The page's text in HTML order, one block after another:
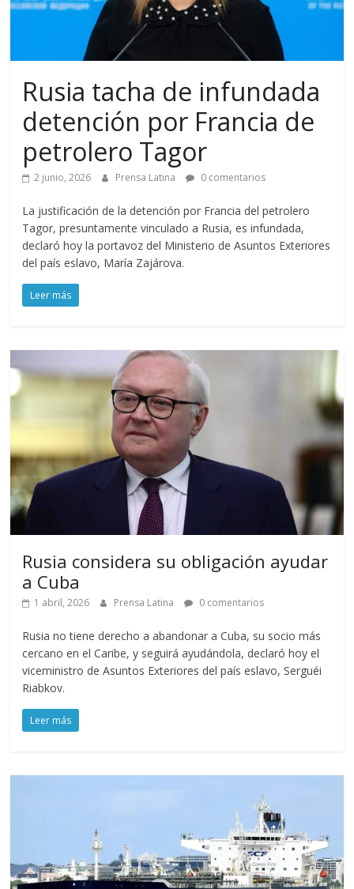
Rusia tacha de infundada
detención por Francia de
petrolero Tagor
2 junio, 2026 Prensa Latina 0 comentarios
La justificación de la detención por Francia del petrolero
Tagor, presuntamente vinculado a Rusia, es infundada,
declaró hoy la portavoz del Ministerio de Asuntos Exteriores
del país eslavo, María Zajárova.
Leer más
Rusia considera su obligación ayudar
a Cuba
1 abril, 2026 Prensa Latina 0 comentarios
Rusia no tiene derecho a abandonar a Cuba, su socio más
cercano en el Caribe, y seguirá ayudándola, declaró hoy el
viceministro de Asuntos Exteriores del país eslavo, Serguéi
Riabkov.
Leer más